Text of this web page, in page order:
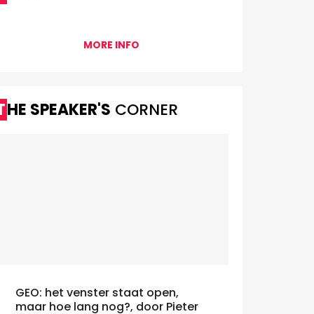
MORE INFO
THE SPEAKER'S CORNER
GEO: het venster staat open,
maar hoe lang nog?, door Pieter